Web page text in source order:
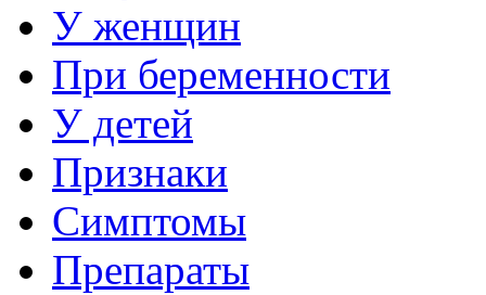
У женщин
При беременности
У детей
Признаки
Симптомы
Препараты